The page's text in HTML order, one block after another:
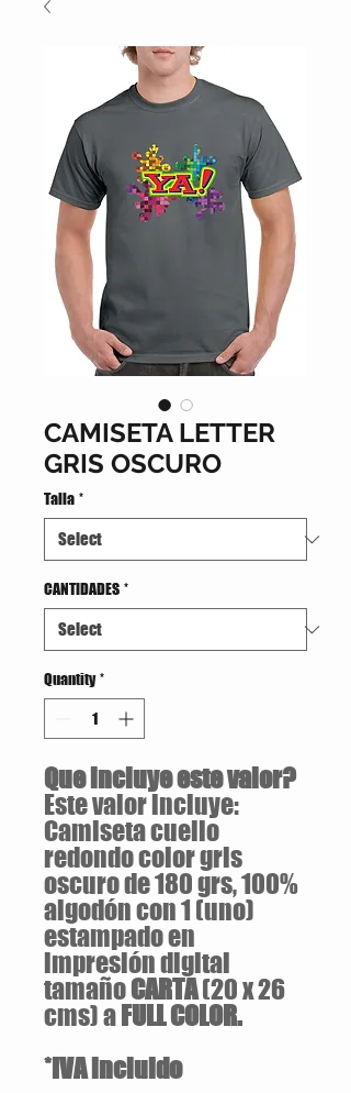
CAMISETA LETTER
GRIS OSCURO
Talla *
CANTIDADES *
Quantity *
Que incluye este valor?
Este valor incluye:
Camiseta cuello
redondo color gris
oscuro de 180 grs, 100%
algodón con 1 (uno)
estampado en
impresión digital
tamañoCARTA(20 x 26
cms) a FULL COLOR.
*IVA incluido